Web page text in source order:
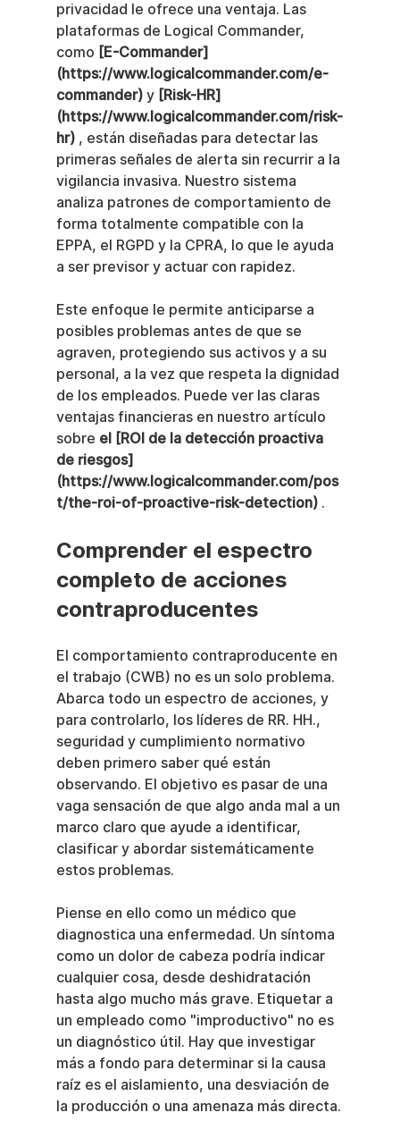
privacidad le ofrece una ventaja. Las
plataformas de Logical Commander,
como [E-Commander]
(https://www.logicalcommander.com/e-
commander) y [Risk-HR]
(https://www.logicalcommander.com/risk-
hr) , están diseñadas para detectar las
primeras señales de alerta sin recurrir a la
vigilancia invasiva. Nuestro sistema
analiza patrones de comportamiento de
forma totalmente compatible con la
EPPA, el RGPD y la CPRA, lo que le ayuda
a ser previsor y actuar con rapidez.
Este enfoque le permite anticiparse a
posibles problemas antes de que se
agraven, protegiendo sus activos y a su
personal, a la vez que respeta la dignidad
de los empleados. Puede ver las claras
ventajas financieras en nuestro artículo
sobre el [ROI de la detección proactiva
de riesgos]
(https://www.logicalcommander.com/pos
t/the-roi-of-proactive-risk-detection) .
Comprender el espectro
completo de acciones
contraproducentes
El comportamiento contraproducente en
el trabajo (CWB) no es un solo problema.
Abarca todo un espectro de acciones, y
para controlarlo, los líderes de RR. HH.,
seguridad y cumplimiento normativo
deben primero saber qué están
observando. El objetivo es pasar de una
vaga sensación de que algo anda mal a un
marco claro que ayude a identificar,
clasificar y abordar sistemáticamente
estos problemas.
Piense en ello como un médico que
diagnostica una enfermedad. Un síntoma
como un dolor de cabeza podría indicar
cualquier cosa, desde deshidratación
hasta algo mucho más grave. Etiquetar a
un empleado como "improductivo" no es
un diagnóstico útil. Hay que investigar
más a fondo para determinar si la causa
raíz es el aislamiento, una desviación de
la producción o una amenaza más directa.